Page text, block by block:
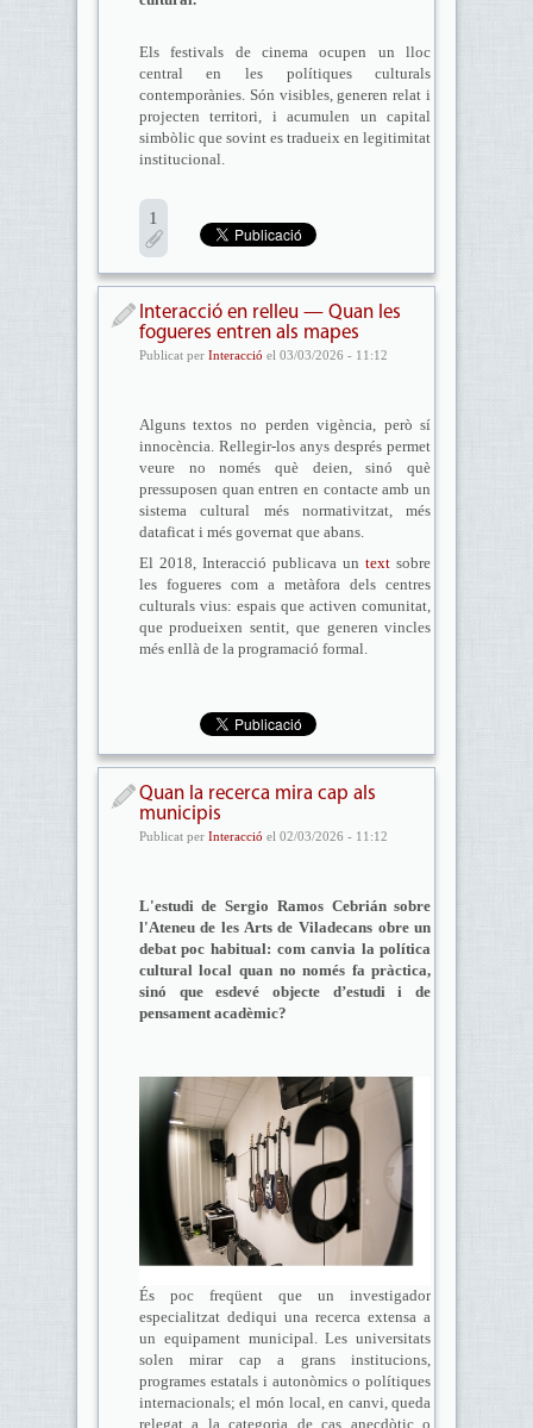
Els festivals de cinema ocupen un lloc
central en les polítiques culturals
contemporànies. Són visibles, generen relat i
projecten territori, i acumulen un capital
simbòlic que sovint es tradueix en legitimitat
institucional.
1
Interacció en relleu — Quan les
fogueres entren als mapes
Publicat per Interacció el 03/03/2026 - 11:12
Alguns textos no perden vigència, però sí
innocència. Rellegir-los anys després permet
veure no només què deien, sinó què
pressuposen quan entren en contacte amb un
sistema cultural més normativitzat, més
dataficat i més governat que abans.
El 2018, Interacció publicava untext sobre
les fogueres com a metàfora dels centres
culturals vius: espais que activen comunitat,
que produeixen sentit, que generen vincles
més enllà de la programació formal.
Quan la recerca mira cap als
municipis
Publicat per Interacció el 02/03/2026 - 11:12
L'estudi de Sergio Ramos Cebrián sobre
l'Ateneu de les Arts de Viladecans obre un
debat poc habitual: com canvia la política
cultural local quan no només fa pràctica,
sinó que esdevé objecte d’estudi i de
pensament acadèmic?
És poc freqüent que un investigador
especialitzat dediqui una recerca extensa a
un equipament municipal. Les universitats
solen mirar cap a grans institucions,
programes estatals i autonòmics o polítiques
internacionals; el món local, en canvi, queda
relegat a la categoria de cas anecdòtic o